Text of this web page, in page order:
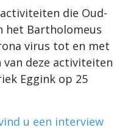
die Oud-
het Bartholomeus
virus tot en met
van deze activiteiten
Eggink op 25
u een interview